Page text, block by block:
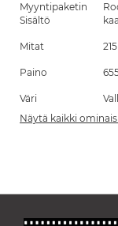
Myyntipaketin
Sisältö
Mitat
Paino
Väri
Näytä kaikki